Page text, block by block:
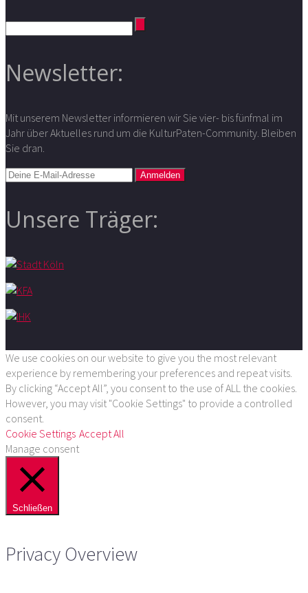
Newsletter:
Mit unserem Newsletter informieren wir Sie vier- bis fünfmal im
Jahr über Aktuelles rund um die KulturPaten-Community. Bleiben
Sie dran.
Unsere Träger:
We use cookies on our website to give you the most relevant
experience by remembering your preferences and repeat visits.
By clicking “Accept All”, you consent to the use of ALL the cookies.
However, you may visit "Cookie Settings" to provide a controlled
consent.
Cookie Settings Accept All
Manage consent
Schließen
Privacy Overview